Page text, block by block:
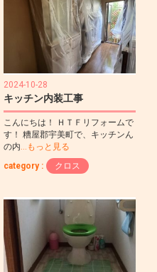
2024-10-28
キッチン内装工事
こんにちは！ ＨＴＦリフォームで
す！ 糟屋郡宇美町で、キッチンん
の内…もっと見る
category :
クロス